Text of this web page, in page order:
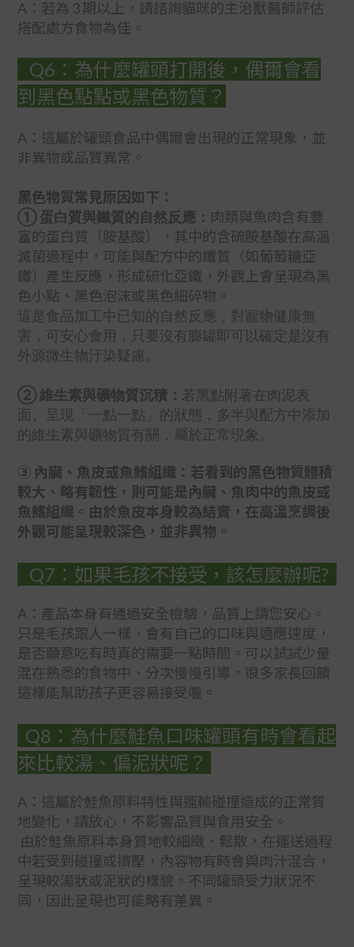
A：若為 3 期以上，請諮詢貓咪的主治獸醫師評估
搭配處方食物為佳。
Q6：為什麼罐頭打開後，偶爾會看
到黑色點點或黑色物質？
A：這屬於罐頭食品中偶爾會出現的正常現象，並
非異物或品質異常。
黑色物質常見原因如下：
① 蛋白質與鐵質的自然反應： 肉類與魚肉含有豐
富的蛋白質（胺基酸），其中的含硫胺基酸在高溫
滅菌過程中，可能與配方中的鐵質（如葡萄糖亞
鐵）產生反應，形成硫化亞鐵，外觀上會呈現為黑
色小點、黑色泡沫或黑色細碎物。
這是食品加工中已知的自然反應，對寵物健康無
害，可安心食用，只要沒有膨罐即可以確定是沒有
外源微生物汙染疑慮。
② 維生素與礦物質沉積： 若黑點附著在肉泥表
面、呈現「一點一點」的狀態，多半與配方中添加
的維生素與礦物質有關，屬於正常現象。
③ 內臟、魚皮或魚鰭組織：若看到的黑色物質體積
較大、略有韌性，則可能是內臟、魚肉中的魚皮或
魚鰭組織。由於魚皮本身較為結實，在高溫烹調後
外觀可能呈現較深色，並非異物。
Q7：如果毛孩不接受，該怎麼辦呢?
A：產品本身有通過安全檢驗，品質上請您安心。
只是毛孩跟人一樣，會有自己的口味與適應速度，
是否願意吃有時真的需要一點時間。可以試試少量
混在熟悉的食物中、分次慢慢引導，很多家長回饋
這樣能幫助孩子更容易接受喔。
Q8：為什麼鮭魚口味罐頭有時會看起
來比較湯、偏泥狀呢？
A： 這屬於鮭魚原料特性與運輸碰撞造成的正常質
地變化，請放心，不影響品質與食用安全。
由於鮭魚原料本身質地較細緻、鬆散，在運送過程
中若受到碰撞或擠壓，內容物有時會與肉汁混合，
呈現較湯狀或泥狀的樣貌。不同罐頭受力狀況不
同，因此呈現也可能略有差異。